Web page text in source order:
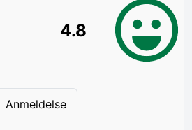
4.8
Anmeldelse